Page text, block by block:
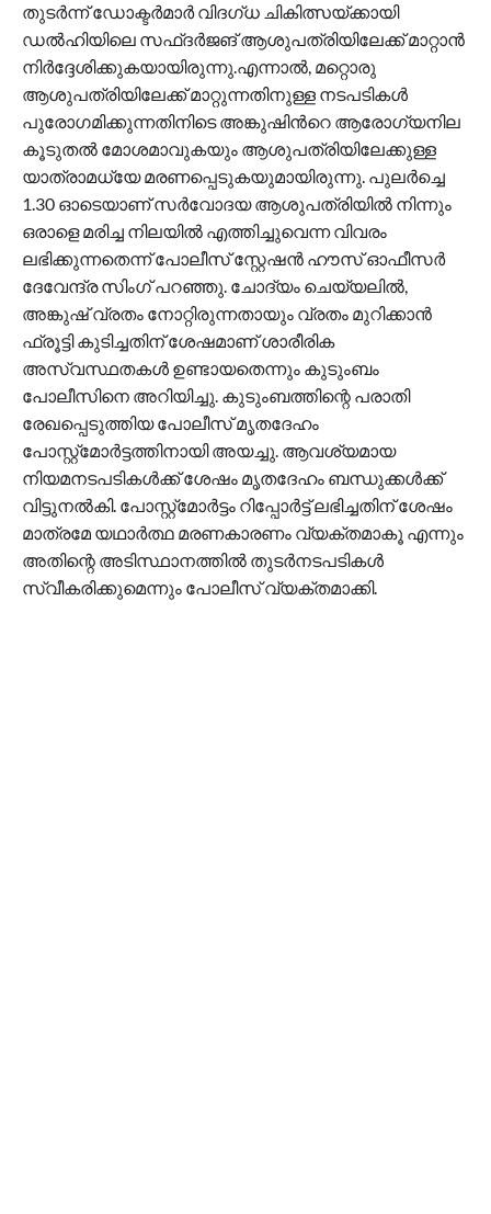
തുടർന്ന് ഡോക്ടർമാർ വിദഗ്ധ ചികിത്സയ്ക്കായി
ഡൽഹിയിലെ സഫ്ദർജങ് ആശുപത്രിയിലേക്ക് മാറ്റാൻ
നിർദ്ദേശിക്കുകയായിരുന്നു.എന്നാൽ, മറ്റൊരു
ആശുപത്രിയിലേക്ക് മാറ്റുന്നതിനുള്ള നടപടികൾ
പുരോഗമിക്കുന്നതിനിടെ അങ്കുഷിന്‍റെ ആരോഗ്യനില
കൂടുതൽ മോശമാവുകയും ആശുപത്രിയിലേക്കുള്ള
യാത്രാമധ്യേ മരണപ്പെടുകയുമായിരുന്നു. പുലർച്ചെ
1.30 ഓടെയാണ് സർവോദയ ആശുപത്രിയിൽ നിന്നും
ഒരാളെ മരിച്ച നിലയിൽ എത്തിച്ചുവെന്ന വിവരം
ലഭിക്കുന്നതെന്ന് പോലീസ് സ്റ്റേഷൻ ഹൗസ് ഓഫീസർ
ദേവേന്ദ്ര സിംഗ് പറഞ്ഞു. ചോദ്യം ചെയ്യലിൽ,
അങ്കുഷ് വ്രതം നോറ്റിരുന്നതായും വ്രതം മുറിക്കാൻ
ഫ്രൂട്ടി കുടിച്ചതിന് ശേഷമാണ് ശാരീരിക
അസ്വസ്ഥതകൾ ഉണ്ടായതെന്നും കുടുംബം
പോലീസിനെ അറിയിച്ചു. കുടുംബത്തിന്റെ പരാതി
രേഖപ്പെടുത്തിയ പോലീസ് മൃതദേഹം
പോസ്റ്റ്‌മോർട്ടത്തിനായി അയച്ചു. ആവശ്യമായ
നിയമനടപടികൾക്ക് ശേഷം മൃതദേഹം ബന്ധുക്കൾക്ക്
വിട്ടുനൽകി. പോസ്റ്റ്‌മോർട്ടം റിപ്പോർട്ട് ലഭിച്ചതിന് ശേഷം
മാത്രമേ യഥാർത്ഥ മരണകാരണം വ്യക്തമാകൂ എന്നും
അതിന്റെ അടിസ്ഥാനത്തിൽ തുടർനടപടികൾ
സ്വീകരിക്കുമെന്നും പോലീസ് വ്യക്തമാക്കി.